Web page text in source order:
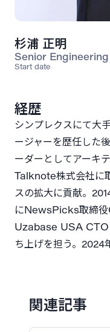
杉浦 正明
Senior
Start date
経歴
シンプレクスにて大
ージャーを歴任した
ーダーとしてアーキ
Talknote株式会社に
スの拡大に貢献。
にNewsPicks取締
Uzabase USA CTO
ち上げを担う。2024
関連記事